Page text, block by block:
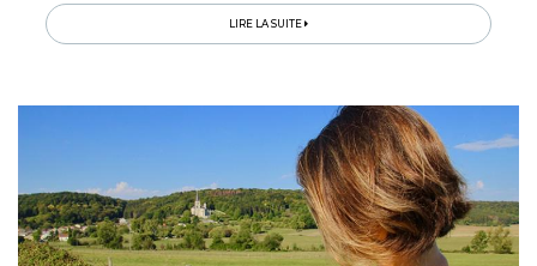
vélo…
LIRE LA SUITE